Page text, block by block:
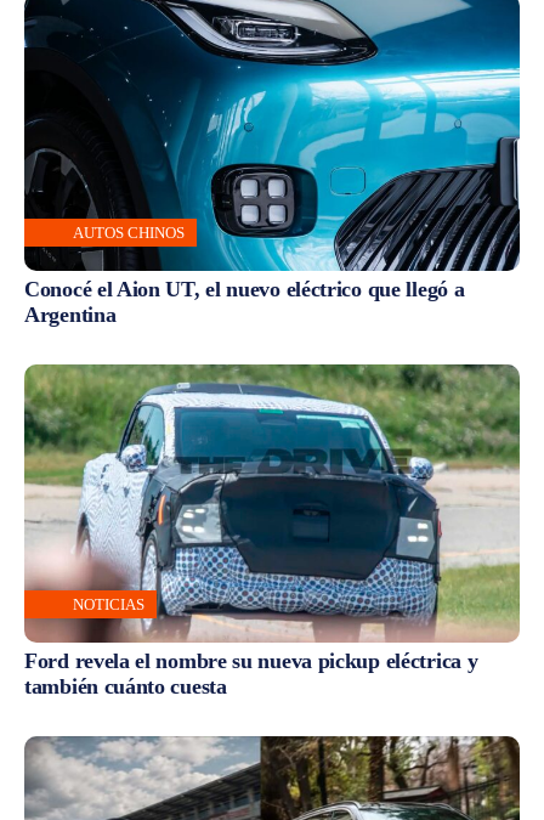
AUTOS CHINOS
Conocé el Aion UT, el nuevo eléctrico que llegó a
Argentina
NOTICIAS
Ford revela el nombre su nueva pickup eléctrica y
también cuánto cuesta